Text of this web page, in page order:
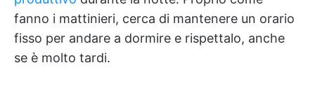
fanno i mattinieri, cerca di mantenere un orario
fisso per andare a dormire e rispettalo, anche
se è molto tardi.